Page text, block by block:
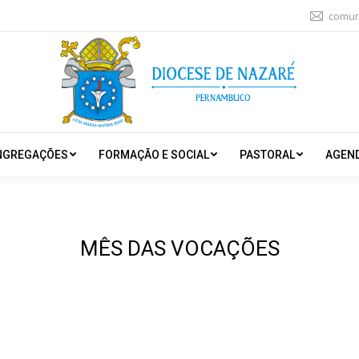
FORMAÇÃO E SOCIAL PASTORAL
MÊS DAS VOCAÇÕES